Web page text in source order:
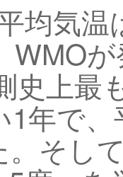
均気
WMO
史上最
1年で
。そし